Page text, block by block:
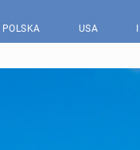
POLSKA USA